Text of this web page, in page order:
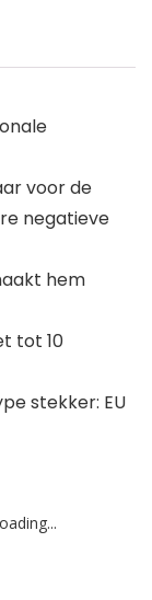
voor de
negatieve
hem
tot 10
stekker: EU